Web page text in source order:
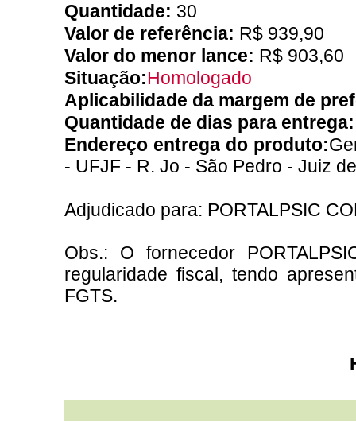
Quantidade: 30
Valor de referência: R$ 939,90
Valor do menor lance: R$ 903,60
Situação:Homologado
Aplicabilidade da margem de
Quantidade de dias para
Endereço entrega do produto:
- UFJF - R. Jo - São Pedro - Juiz
Adjudicado para: PORTALPSIC
Obs.: O fornecedor
regularidade fiscal, tendo
FGTS.